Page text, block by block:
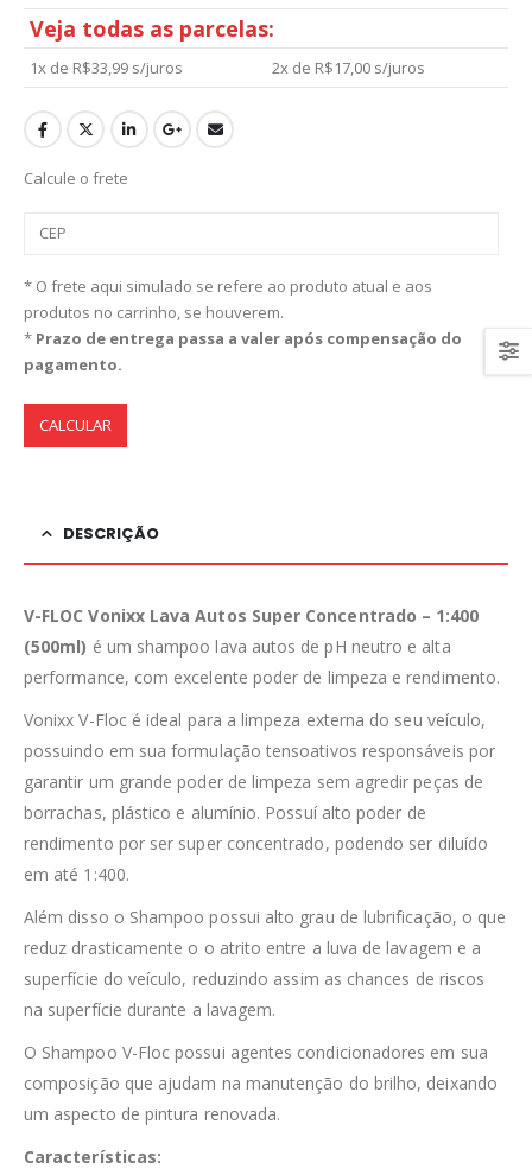
Veja todas as parcelas:
1x de R$33,99 s/juros 2x de R$17,00 s/juros
Calcule o frete
* O frete aqui simulado se refere ao produto atual e aos
produtos no carrinho, se houverem.
* Prazo de entrega passa a valer após compensação do
pagamento.
CALCULAR
DESCRIÇÃO
V-FLOC Vonixx Lava Autos Super Concentrado – 1:400
(500ml) é um shampoo lava autos de pH neutro e alta
performance, com excelente poder de limpeza e rendimento.
Vonixx V-Floc é ideal para a limpeza externa do seu veículo,
possuindo em sua formulação tensoativos responsáveis por
garantir um grande poder de limpeza sem agredir peças de
borrachas, plástico e alumínio. Possuí alto poder de
rendimento por ser super concentrado, podendo ser diluído
em até 1:400.
Além disso o Shampoo possui alto grau de lubrificação, o que
reduz drasticamente o o atrito entre a luva de lavagem e a
superfície do veículo, reduzindo assim as chances de riscos
na superfície durante a lavagem.
O Shampoo V-Floc possui agentes condicionadores em sua
composição que ajudam na manutenção do brilho, deixando
um aspecto de pintura renovada.
Características: